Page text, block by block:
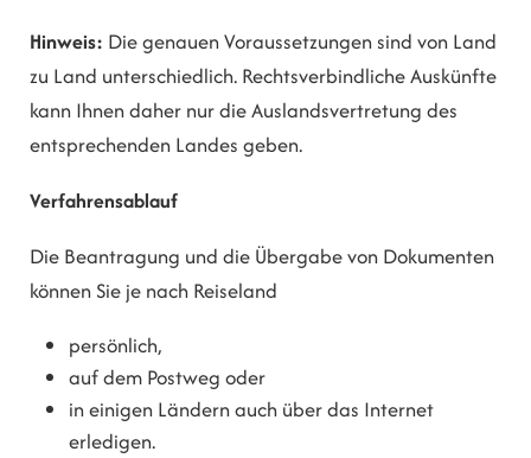
Hinweis: Die genauen Voraussetzungen sind von Land
zu Land unterschiedlich. Rechtsverbindliche Auskünfte
kann Ihnen daher nur die Auslandsvertretung des
entsprechenden Landes geben.
Verfahrensablauf
Die Beantragung und die Übergabe von Dokumenten
können Sie je nach Reiseland
persönlich,
auf dem Postweg oder
in einigen Ländern auch über das Internet
erledigen.